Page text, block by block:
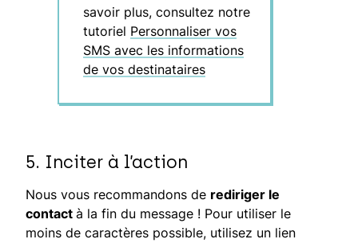
savoir plus, consultez notre
tutoriel Personnaliser vos
SMS avec les informations
de vos destinataires
5. Inciter à l’action
Nous vous recommandons de rediriger le
contact à la fin du message ! Pour utiliser le
moins de caractères possible, utilisez un lien